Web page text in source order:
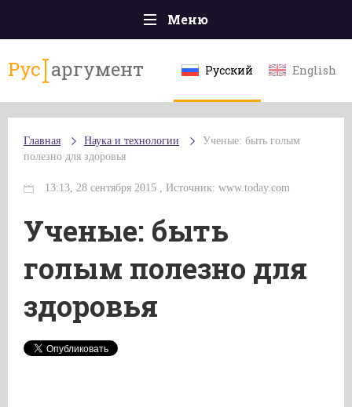
Меню
Политика
Общество
Наука и технологии
Культура
Эксклюзивы
Рус аргумент Русский English
Главная Наука и технологии
Ученые: быть голым
полезно для здоровья
13:13, 28 сентября 2015 , Источник: www.today.com
Ученые: быть
голым полезно для
здоровья